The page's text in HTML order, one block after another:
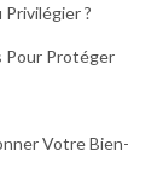
?
Pour Protéger
Votre Bien-